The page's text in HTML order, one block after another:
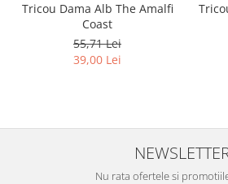
Tricou Dama Alb The Amalfi
Coast
55,71 Lei
39,00 Lei
Nu rata ofertele si